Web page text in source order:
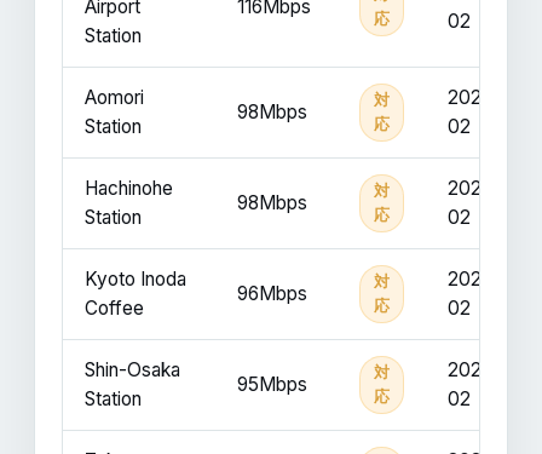
Airport
Station
116Mbps
応
02
Aomori
Station
98Mbps
対
応
2025-
02
Hachinohe
Station
98Mbps
対
応
2025-
02
Kyoto Inoda
Coffee
96Mbps
対
応
2025-
02
Shin-Osaka
Station
95Mbps
対
応
2025-
02